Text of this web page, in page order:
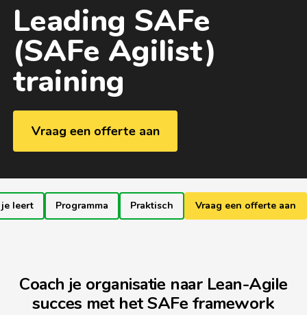
Leading SAFe
(SAFe Agilist)
training
Vraag een offerte aan
leert Programma Praktisch Vraag een offerte aan
Coach je organisatie naar Lean-Agile
succes met het SAFe framework